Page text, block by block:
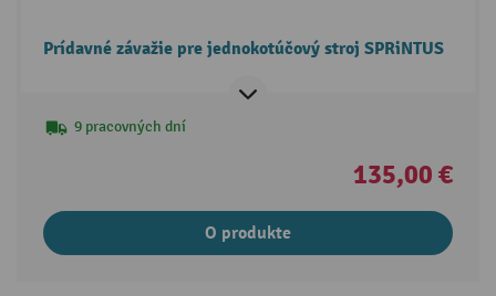
Prídavné závažie pre jednokotúčový stroj SPRiNTUS
9 pracovných dní
135,00 €
O produkte